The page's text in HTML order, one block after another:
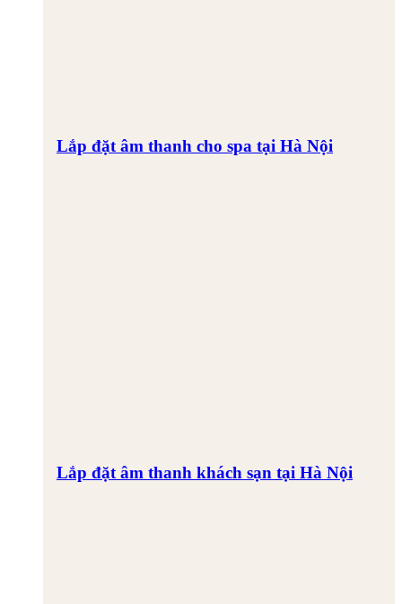
Lắp đặt âm thanh cho spa tại Hà Nội
Lắp đặt âm thanh khách sạn tại Hà Nội